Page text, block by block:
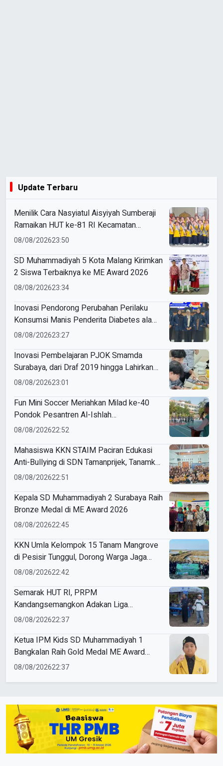
Update Terbaru
Menilik Cara Nasyiatul Aisyiyah Sumberaji
Ramaikan HUT ke-81 RI Kecamatan
Sukodadi
08/08/202623:50
SD Muhammadiyah 5 Kota Malang Kirimkan
2 Siswa Terbaiknya ke ME Award 2026
08/08/202623:34
Inovasi Pendorong Perubahan Perilaku
Konsumsi Manis Penderita Diabetes ala
Mahasiswa Unesa
08/08/202623:27
Inovasi Pembelajaran PJOK Smamda
Surabaya, dari Draf 2019 hingga Lahirkan
Modul Gizi Digital
08/08/202623:01
Fun Mini Soccer Meriahkan Milad ke-40
Pondok Pesantren Al-Ishlah
Sendangagung
08/08/202622:52
Mahasiswa KKN STAIM Paciran Edukasi
Anti-Bullying di SDN Tamanprijek, Tanamkan
Empati Sejak Dini
08/08/202622:51
Kepala SD Muhammadiyah 2 Surabaya Raih
Bronze Medal di ME Award 2026
08/08/202622:45
KKN Umla Kelompok 15 Tanam Mangrove
di Pesisir Tunggul, Dorong Warga Jaga
Lingkungan
08/08/202622:42
Semarak HUT RI, PRPM
Kandangsemangkon Adakan Liga
Kemerdekaan 2026
08/08/202622:37
Ketua IPM Kids SD Muhammadiyah 1
Bangkalan Raih Gold Medal ME Award
2026
08/08/202622:37